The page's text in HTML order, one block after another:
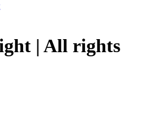
| All rights